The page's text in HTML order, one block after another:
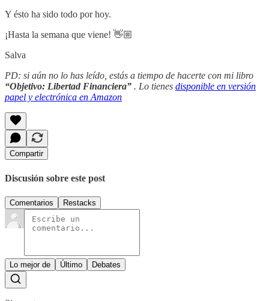
Y ésto ha sido todo por hoy.
¡Hasta la semana que viene! 👋🏼
Salva
PD: si aún no lo has leído, estás a tiempo de hacerte con mi libro
“Objetivo: Libertad Financiera” . Lo tienes disponible en versión
papel y electrónica en Amazon
Compartir
Discusión sobre este post
Comentarios Restacks
Lo mejor de Último Debates